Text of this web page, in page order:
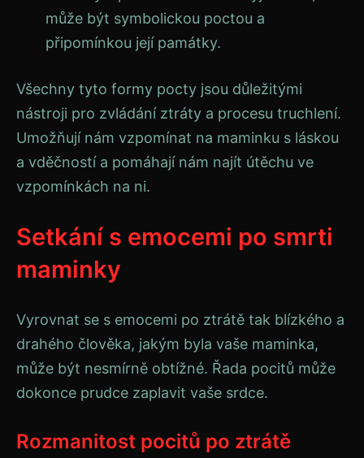
může být symbolickou poctou a
připomínkou její památky.
Všechny tyto formy pocty jsou důležitými
nástroji pro zvládání ztráty a procesu truchlení.
Umožňují nám vzpomínat na maminku s láskou
a vděčností a pomáhají nám najít útěchu ve
vzpomínkách na ni.
Setkání s emocemi po smrti
maminky
Vyrovnat se s emocemi po ztrátě tak blízkého a
drahého člověka, jakým byla vaše maminka,
může být nesmírně obtížné. Řada pocitů může
dokonce prudce zaplavit vaše srdce.
Rozmanitost pocitů po ztrátě